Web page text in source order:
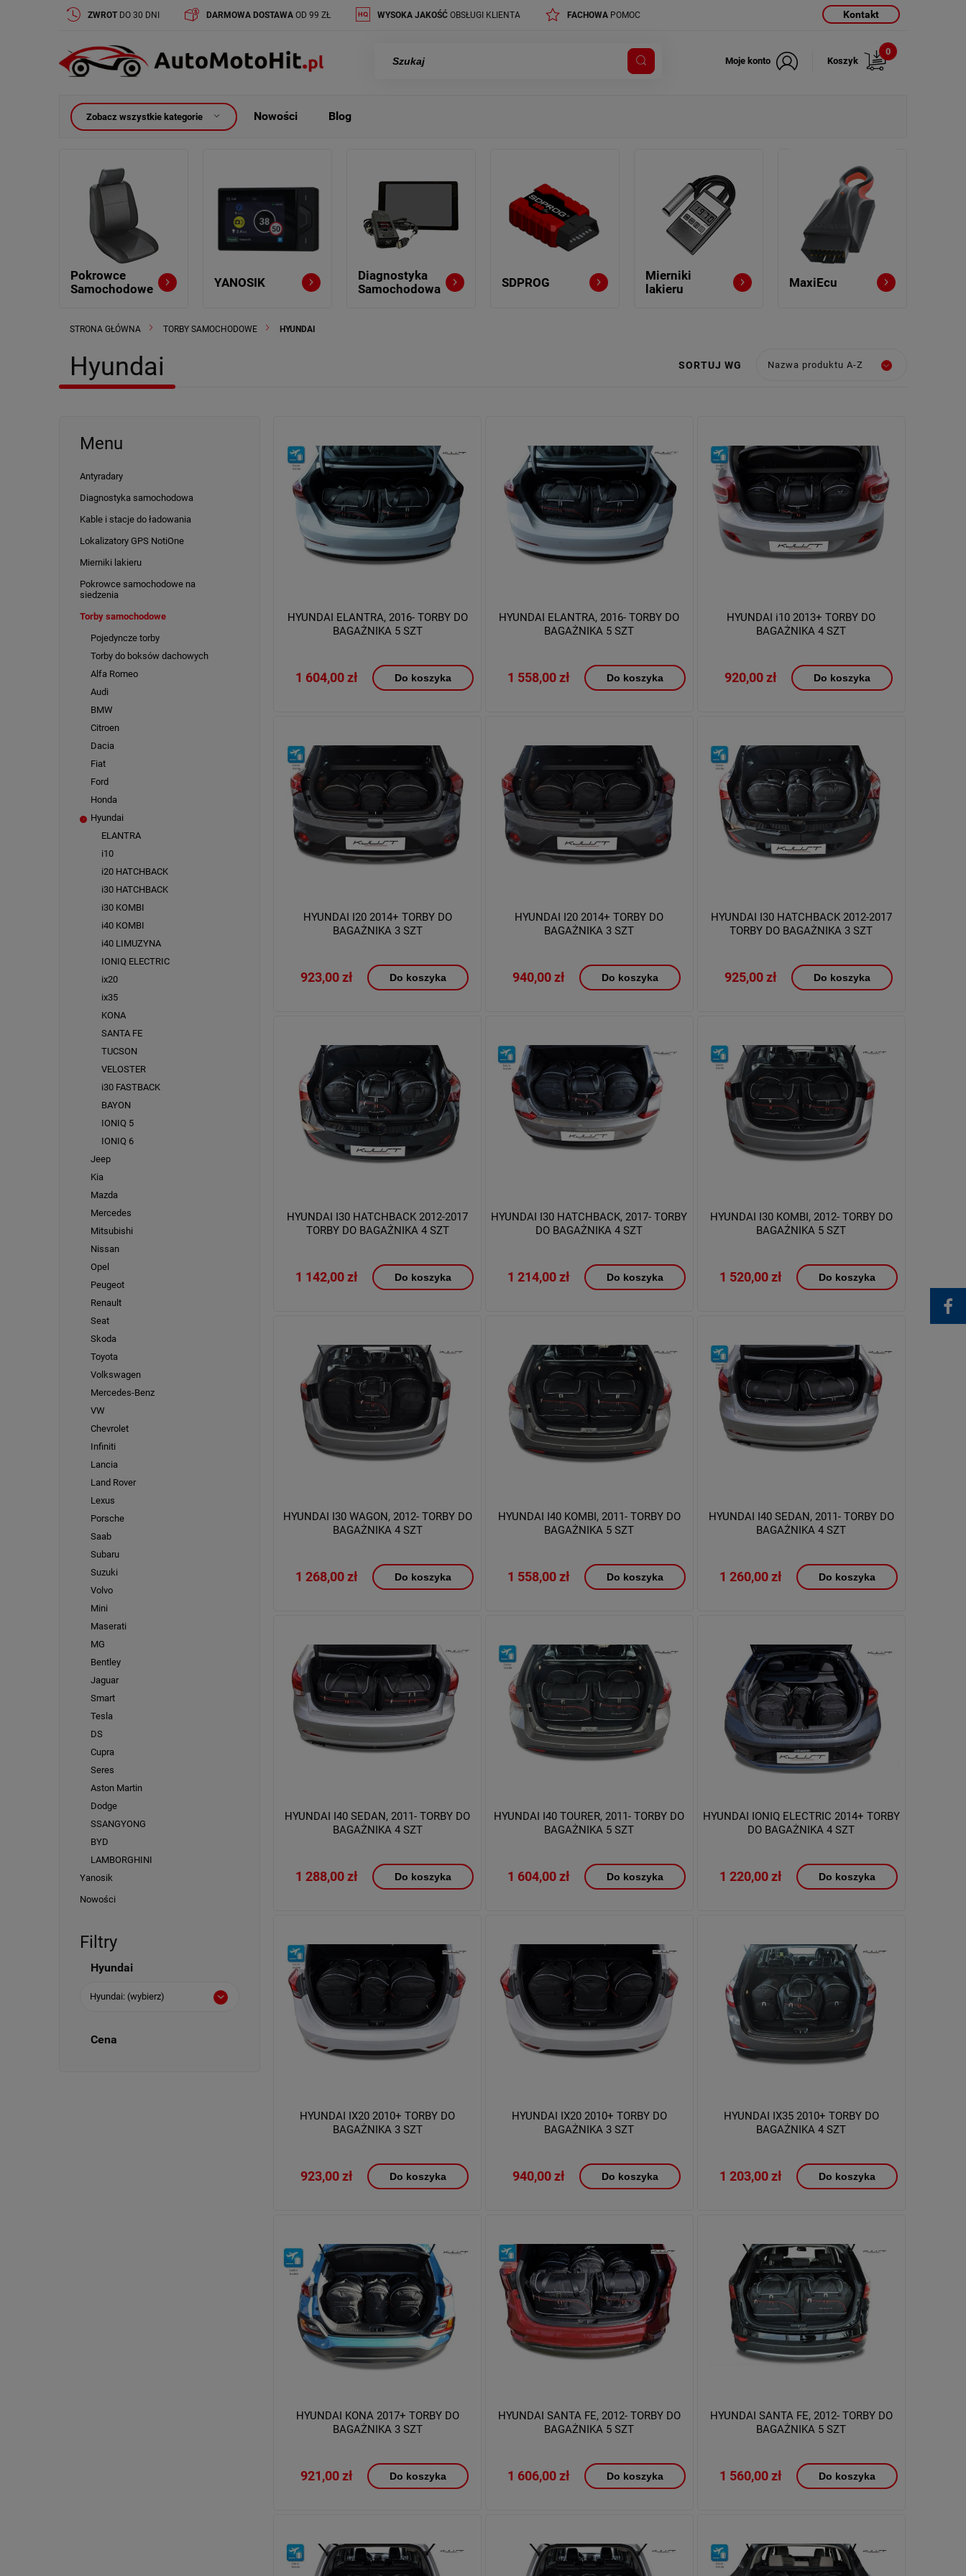
ZWROT DO 30 DNI DARMOWA DOSTAWA OD 99 ZŁ WYSOKA JAKOŚĆ OBSŁUGI KLIENTA FACHOWA POMOC Kontakt
Moje konto Koszyk
0
Zobacz wszystkie kategorie Nowości Blog
Pokrowce
Samochodowe
YANOSIK
Diagnostyka
Samochodowa
SDPROG
Mierniki
lakieru
MaxiEcu
STRONA GŁÓWNA TORBY SAMOCHODOWE HYUNDAI
Hyundai SORTUJ WG Nazwa produktu A-Z
Menu
Antyradary
Diagnostyka samochodowa
Kable i stacje do ładowania
Lokalizatory GPS NotiOne
Mierniki lakieru
Pokrowce samochodowe na
siedzenia
Torby samochodowe
Pojedyncze torby
Torby do boksów dachowych
Alfa Romeo
Audi
BMW
Citroen
Dacia
Fiat
Ford
Honda
Hyundai
ELANTRA
i10
i20 HATCHBACK
i30 HATCHBACK
i30 KOMBI
i40 KOMBI
i40 LIMUZYNA
IONIQ ELECTRIC
ix20
ix35
KONA
SANTA FE
TUCSON
VELOSTER
i30 FASTBACK
BAYON
IONIQ 5
IONIQ 6
Jeep
Kia
Mazda
Mercedes
Mitsubishi
Nissan
Opel
Peugeot
Renault
Seat
Skoda
Toyota
Volkswagen
Mercedes-Benz
VW
Chevrolet
Infiniti
Lancia
Land Rover
Lexus
Porsche
Saab
Subaru
Suzuki
Volvo
Mini
Maserati
MG
Bentley
Jaguar
Smart
Tesla
DS
Cupra
Seres
Aston Martin
Dodge
SSANGYONG
BYD
LAMBORGHINI
Yanosik
Nowości
Filtry
Hyundai
Hyundai: (wybierz)
Cena
HYUNDAI ELANTRA, 2016- TORBY DO
BAGAŻNIKA 5 SZT
1 604,00 zł Do koszyka
HYUNDAI ELANTRA, 2016- TORBY DO
BAGAŻNIKA 5 SZT
1 558,00 zł Do koszyka
HYUNDAI i10 2013+ TORBY DO
BAGAŻNIKA 4 SZT
920,00 zł Do koszyka
HYUNDAI I20 2014+ TORBY DO
BAGAŻNIKA 3 SZT
923,00 zł Do koszyka
HYUNDAI I20 2014+ TORBY DO
BAGAŻNIKA 3 SZT
940,00 zł Do koszyka
HYUNDAI I30 HATCHBACK 2012-2017
TORBY DO BAGAŻNIKA 3 SZT
925,00 zł Do koszyka
HYUNDAI I30 HATCHBACK 2012-2017
TORBY DO BAGAŻNIKA 4 SZT
1 142,00 zł Do koszyka
HYUNDAI I30 HATCHBACK, 2017- TORBY
DO BAGAŻNIKA 4 SZT
1 214,00 zł Do koszyka
HYUNDAI I30 KOMBI, 2012- TORBY DO
BAGAŻNIKA 5 SZT
1 520,00 zł Do koszyka
HYUNDAI I30 WAGON, 2012- TORBY DO
BAGAŻNIKA 4 SZT
1 268,00 zł Do koszyka
HYUNDAI I40 KOMBI, 2011- TORBY DO
BAGAŻNIKA 5 SZT
1 558,00 zł Do koszyka
HYUNDAI I40 SEDAN, 2011- TORBY DO
BAGAŻNIKA 4 SZT
1 260,00 zł Do koszyka
HYUNDAI I40 SEDAN, 2011- TORBY DO
BAGAŻNIKA 4 SZT
1 288,00 zł Do koszyka
HYUNDAI I40 TOURER, 2011- TORBY DO
BAGAŻNIKA 5 SZT
1 604,00 zł Do koszyka
HYUNDAI IONIQ ELECTRIC 2014+ TORBY
DO BAGAŻNIKA 4 SZT
1 220,00 zł Do koszyka
HYUNDAI IX20 2010+ TORBY DO
BAGAŻNIKA 3 SZT
923,00 zł Do koszyka
HYUNDAI IX20 2010+ TORBY DO
BAGAŻNIKA 3 SZT
940,00 zł Do koszyka
HYUNDAI IX35 2010+ TORBY DO
BAGAŻNIKA 4 SZT
1 203,00 zł Do koszyka
HYUNDAI KONA 2017+ TORBY DO
BAGAŻNIKA 3 SZT
921,00 zł Do koszyka
HYUNDAI SANTA FE, 2012- TORBY DO
BAGAŻNIKA 5 SZT
1 606,00 zł Do koszyka
HYUNDAI SANTA FE, 2012- TORBY DO
BAGAŻNIKA 5 SZT
1 560,00 zł Do koszyka